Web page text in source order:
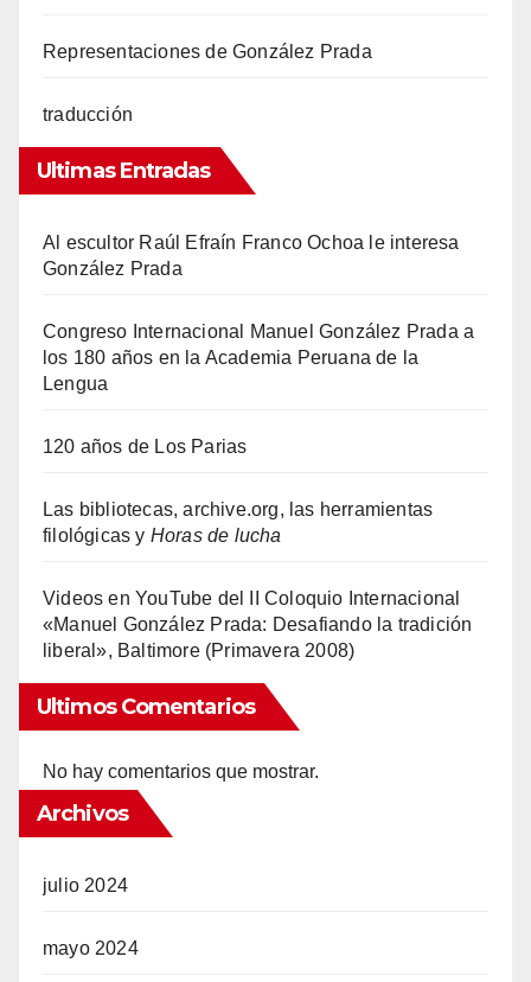
Representaciones de González Prada
traducción
Ultimas Entradas
Al escultor Raúl Efraín Franco Ochoa le interesa
González Prada
Congreso Internacional Manuel González Prada a
los 180 años en la Academia Peruana de la
Lengua
120 años de Los Parias
Las bibliotecas, archive.org, las herramientas
filológicas y Horas de lucha
Videos en YouTube del II Coloquio Internacional
«Manuel González Prada: Desafiando la tradición
liberal», Baltimore (Primavera 2008)
Ultimos Comentarios
No hay comentarios que mostrar.
Archivos
julio 2024
mayo 2024